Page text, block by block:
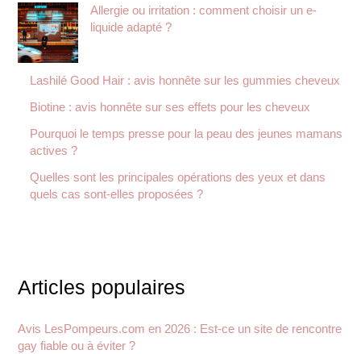
Allergie ou irritation : comment choisir un e-
liquide adapté ?
Lashilé Good Hair : avis honnête sur les gummies cheveux
Biotine : avis honnête sur ses effets pour les cheveux
Pourquoi le temps presse pour la peau des jeunes mamans
actives ?
Quelles sont les principales opérations des yeux et dans
quels cas sont-elles proposées ?
Articles populaires
Avis LesPompeurs.com en 2026 : Est-ce un site de rencontre
gay fiable ou à éviter ?